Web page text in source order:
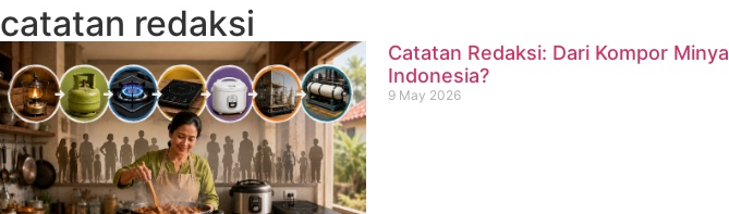
catatan redaksi
Catatan Redaksi: Dari Kompor
Indonesia?
9 May 2026